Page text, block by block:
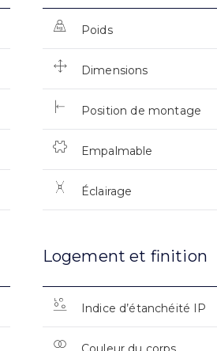
Poids
Dimensions
Position de montage
Empalmable
Éclairage
Logement et finition
Indice d’étanchéité IP